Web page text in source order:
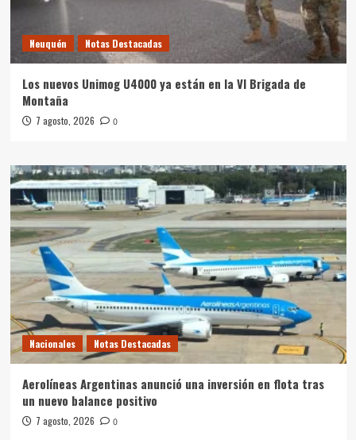
Neuquén Notas Destacadas
Los nuevos Unimog U4000 ya están en la VI Brigada de
Montaña
7 agosto, 2026 0
Nacionales Notas Destacadas
Aerolíneas Argentinas anunció una inversión en flota tras
un nuevo balance positivo
7 agosto, 2026 0